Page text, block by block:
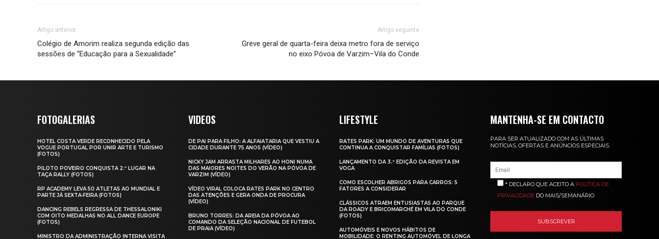
Artigo anterior
Colégio de Amorim realiza segunda edição das
sessões de “Educação para a Sexualidade”
Artigo seguinte
Greve geral de quarta-feira deixa metro fora de serviço
no eixo Póvoa de Varzim–Vila do Conde
FOTOGALERIAS
HOTEL COSTA VERDE RECONHECIDO PELA
VOGUE PORTUGAL POR UNIR ARTE E TURISMO
(FOTOS)
PILOTO POVEIRO CONQUISTA 2.º LUGAR NA
TAÇA RALLY (FOTOS)
RP ACADEMY LEVA 50 ATLETAS AO MUNDIAL E
PARTE JÁ SEXTA‑FEIRA (FOTOS)
DANCING REBELS REGRESSA DE THESSALONIKI
COM OITO MEDALHAS NO ALL DANCE EUROPE
(FOTOS)
MINISTRO DA ADMINISTRAÇÃO INTERNA VISITA
VIDEOS
DE PAI PARA FILHO: A ALFAIATARIA QUE VESTIU A
CIDADE DURANTE 75 ANOS (VÍDEO)
NICKY JAM ARRASTA MILHARES AO HONI NUMA
DAS MAIORES NOITES DO VERÃO NA PÓVOA DE
VARZIM (VÍDEO)
VÍDEO VIRAL COLOCA RATES PARK NO CENTRO
DAS ATENÇÕES E GERA ONDA DE PROCURA
(VÍDEO)
BRUNO TORRES: DA AREIA DA PÓVOA AO
COMANDO DA SELEÇÃO NACIONAL DE FUTEBOL
DE PRAIA (VÍDEO)
LIFESTYLE
RATES PARK: UM MUNDO DE AVENTURAS QUE
CONTINUA A CONQUISTAR FAMÍLIAS (FOTOS)
LANÇAMENTO DA 3.ª EDIÇÃO DA REVISTA EM
VOGA
COMO ESCOLHER ABRIGOS PARA CARROS: 5
FATORES A CONSIDERAR
CLÁSSICOS ATRAEM ENTUSIASTAS AO PARQUE
DA ROADY E BRICOMARCHÉ EM VILA DO CONDE
(FOTOS)
AUTOMÓVEIS E NOVOS HÁBITOS DE
MOBILIDADE: O RENTING AUTOMÓVEL DE LONGA
MANTENHA-SE EM CONTACTO
PARA SER ATUALIZADO COM AS ÚLTIMAS
NOTÍCIAS, OFERTAS E ANÚNCIOS ESPECIAIS.
* DECLARO QUE ACEITO A POLÍTICA DE
PRIVACIDADE DO MAIS/SEMANÁRIO